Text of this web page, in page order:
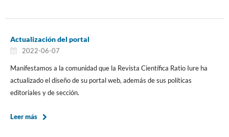
Actualización del portal
2022-06-07
Manifestamos a la comunidad que la Revista Científica Ratio Iure ha
actualizado el diseño de su portal web, además de sus políticas
editoriales y de sección.
Leer más